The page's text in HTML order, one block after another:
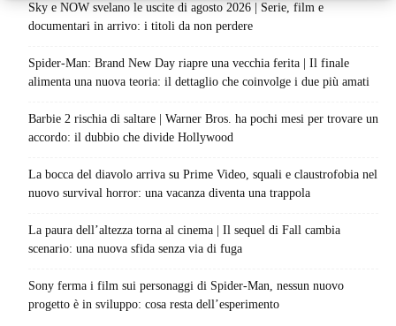
Sky e NOW svelano le uscite di agosto 2026 | Serie, film e
documentari in arrivo: i titoli da non perdere
Spider-Man: Brand New Day riapre una vecchia ferita | Il finale
alimenta una nuova teoria: il dettaglio che coinvolge i due più amati
Barbie 2 rischia di saltare | Warner Bros. ha pochi mesi per trovare un
accordo: il dubbio che divide Hollywood
La bocca del diavolo arriva su Prime Video, squali e claustrofobia nel
nuovo survival horror: una vacanza diventa una trappola
La paura dell’altezza torna al cinema | Il sequel di Fall cambia
scenario: una nuova sfida senza via di fuga
Sony ferma i film sui personaggi di Spider-Man, nessun nuovo
progetto è in sviluppo: cosa resta dell’esperimento